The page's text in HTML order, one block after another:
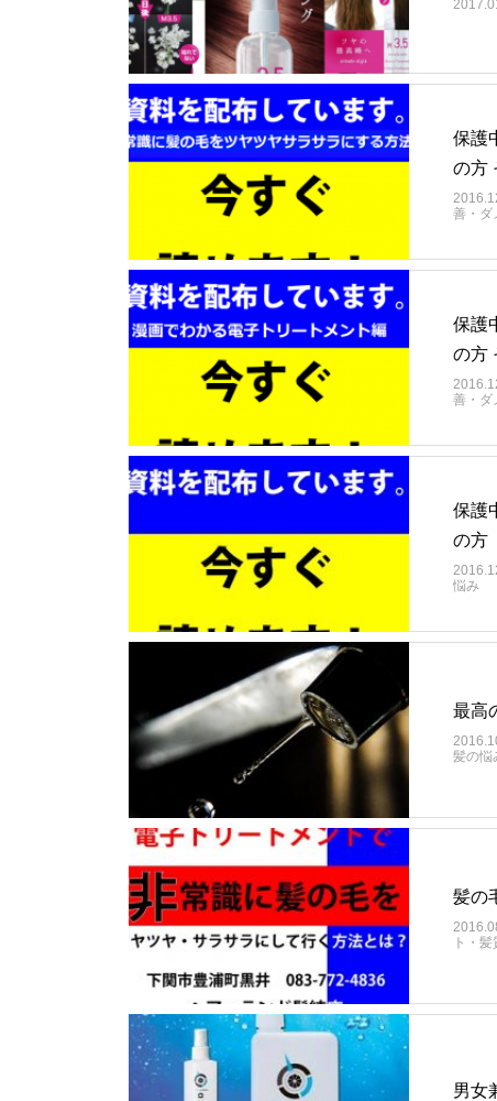
保護
の方
善・ダ
保護
の方
善・ダ
保護
の方
悩み
最高
髪の悩
髪の
ト・
男女